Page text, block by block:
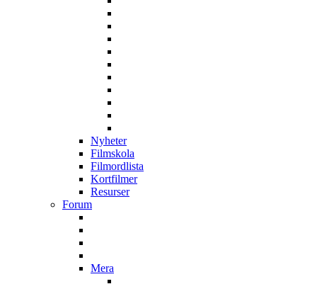
Nyheter
Filmskola
Filmordlista
Kortfilmer
Resurser
Forum
Mera